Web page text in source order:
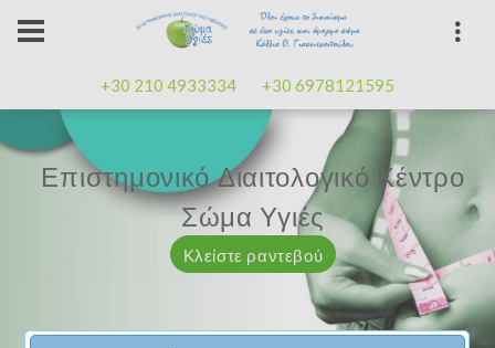
+30 210 4933334 +30 6978121595
Επαγγελματισμός, εμπειρίακαλή
διάθεση
Κλείστε ραντεβού
Επιστημονικό Διαιτολογικό Κέντρο
Σώμα Υγιές
Κλείστε ραντεβού
Μαζί μας μπορείτε
Κλείστε ραντεβού
Επαγγελματισμός, εμπειρίακαλή
διάθεση
Κλείστε ραντεβού
Επιστημονικό Διαιτολογικό Κέντρο
Σώμα Υγιές
Κλείστε ραντεβού